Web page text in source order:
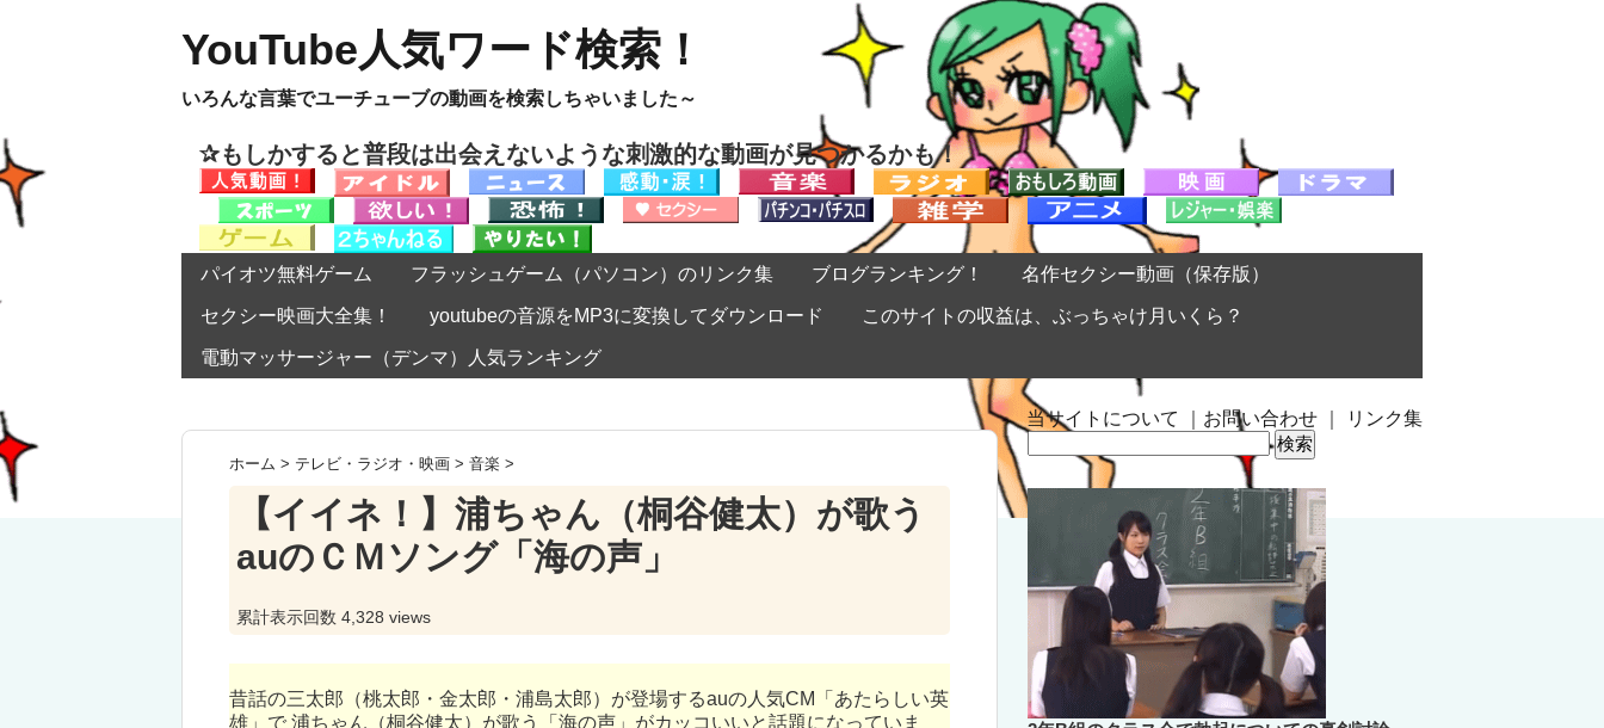
YouTube人気ワード検索！
いろんな言葉でユーチューブの動画を検索しちゃいました～
✰もしかすると普段は出会えないような刺激的な動画が見つかるかも！
パイオツ無料ゲーム フラッシュゲーム（パソコン）のリンク集 ブログランキング！ 名作セクシー動画（保存版）
セクシー映画大全集！ youtubeの音源をMP3に変換してダウンロード このサイトの収益は、ぶっちゃけ月いくら？
電動マッサージャー（デンマ）人気ランキング
当サイトについて お問い合わせ リンク集
ホーム > テレビ・ラジオ・映画 > 音楽 >
【イイネ！】浦ちゃん（桐谷健太）が歌う
auのＣＭソング「海の声」
累計表示回数 4,328 views
昔話の三太郎（桃太郎・金太郎・浦島太郎）が登場するauの人気CM「あたらしい英
雄」で 浦ちゃん（桐谷健太）が歌う「海の声」がカッコいいと話題になっていま
検
索: